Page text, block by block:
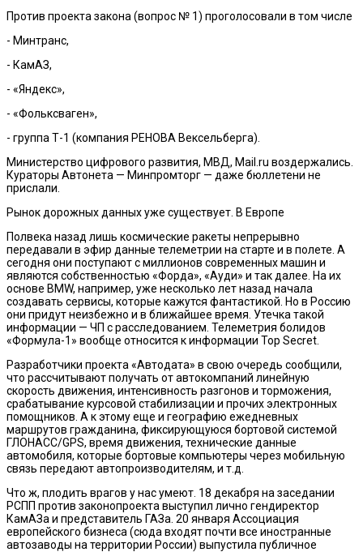
Против проекта закона (вопрос № 1) проголосовали в том числе
- Минтранс,
- КамАЗ,
- «Яндекс»,
- «Фольксваген»,
- группа Т-1 (компания РЕНОВА Вексельберга).
Министерство цифрового развития, МВД, Mail.ru воздержались.
Кураторы Автонета — Минпромторг — даже бюллетени не
прислали.
Рынок дорожных данных уже существует. В Европе
Полвека назад лишь космические ракеты непрерывно
передавали в эфир данные телеметрии на старте и в полете. А
сегодня они поступают с миллионов современных машин и
являются собственностью «Форда», «Ауди» и так далее. На их
основе BMW, например, уже несколько лет назад начала
создавать сервисы, которые кажутся фантастикой. Но в Россию
они придут неизбежно и в ближайшее время. Утечка такой
информации — ЧП с расследованием. Телеметрия болидов
«Формула-1» вообще относится к информации Top Secret.
Разработчики проекта «Автодата» в свою очередь сообщили,
что рассчитывают получать от автокомпаний линейную
скорость движения, интенсивность разгонов и торможения,
срабатывание курсовой стабилизации и прочих электронных
помощников. А к этому еще и географию ежедневных
маршрутов гражданина, фиксирующуюся бортовой системой
ГЛОНАСС/GPS, время движения, технические данные
автомобиля, которые бортовые компьютеры через мобильную
связь передают автопроизводителям, и т.д.
Что ж, плодить врагов у нас умеют. 18 декабря на заседании
РСПП против законопроекта выступил лично гендиректор
КамАЗа и представитель ГАЗа. 20 января Ассоциация
европейского бизнеса (сюда входят почти все иностранные
автозаводы на территории России) выпустила публичное